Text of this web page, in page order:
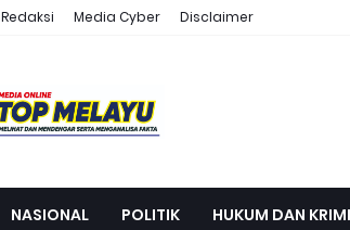
Redaksi Media Cyber Disclaimer
NASIONAL POLITIK HUKUM DAN